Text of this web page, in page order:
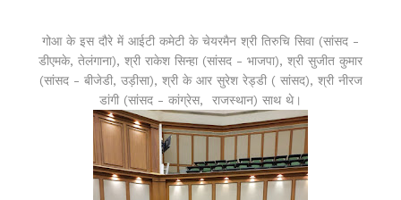
गोआ के इस दौरे में आईटी कमेटी के चेयरमैन श्री तिरुचि सिवा (सांसद -
डीएमके, तेलंगाना), श्री राकेश सिन्हा (सांसद - भाजपा), श्री सुजीत कुमार
(सांसद - बीजेडी, उड़ीसा), श्री के आर सुरेश रेड्डी ( सांसद), श्री नीरज
डांगी (सांसद - कांग्रेस, राजस्थान) साथ थे।